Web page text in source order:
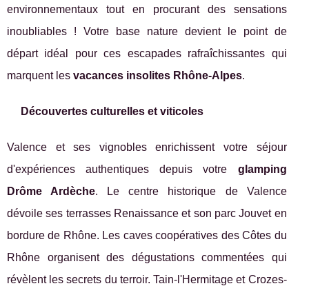
environnementaux tout en procurant des sensations
inoubliables ! Votre base nature devient le point de
départ idéal pour ces escapades rafraîchissantes qui
marquent les vacances insolites Rhône-Alpes.
Découvertes culturelles et viticoles
Valence et ses vignobles enrichissent votre séjour
d'expériences authentiques depuis votre glamping
Drôme Ardèche. Le centre historique de Valence
dévoile ses terrasses Renaissance et son parc Jouvet en
bordure de Rhône. Les caves coopératives des Côtes du
Rhône organisent des dégustations commentées qui
révèlent les secrets du terroir. Tain-l'Hermitage et Crozes-